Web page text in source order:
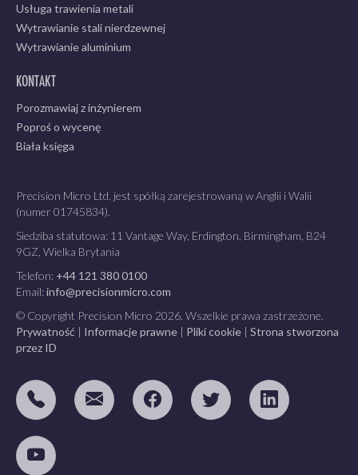
Usługa trawienia metali
Wytrawianie stali nierdzewnej
Wytrawianie aluminium
KONTAKT
Porozmawiaj z inżynierem
Poproś o wycenę
Biała księga
Precision Micro Ltd. jest spółką zarejestrowaną w Anglii i Walii
(numer 01745834).
Siedziba statutowa: 11 Vantage Way, Erdington, Birmingham, B24
9GZ, Wielka Brytania
Telefon: +44 121 380 0100
Email:info@precisionmicro.com
© Copyright Precision Micro 2026. Wszelkie prawa zastrzeżone.
Prywatność | Informacje prawne | Pliki cookie | Strona stworzona
przez ID